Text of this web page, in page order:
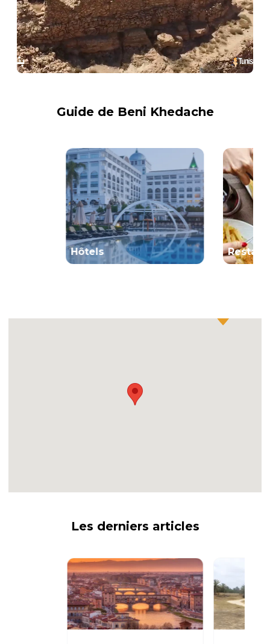
Guide de Beni Khedache
Hôtels
Les derniers articles